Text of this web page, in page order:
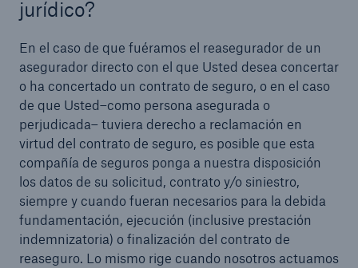
jurídico?
En el caso de que fuéramos el reasegurador de un
asegurador directo con el que Usted desea concertar
o ha concertado un contrato de seguro, o en el caso
de que Usted–como persona asegurada o
perjudicada– tuviera derecho a reclamación en
virtud del contrato de seguro, es posible que esta
compañía de seguros ponga a nuestra disposición
los datos de su solicitud, contrato y/o siniestro,
siempre y cuando fueran necesarios para la debida
fundamentación, ejecución (inclusive prestación
indemnizatoria) o finalización del contrato de
reaseguro. Lo mismo rige cuando nosotros actuamos